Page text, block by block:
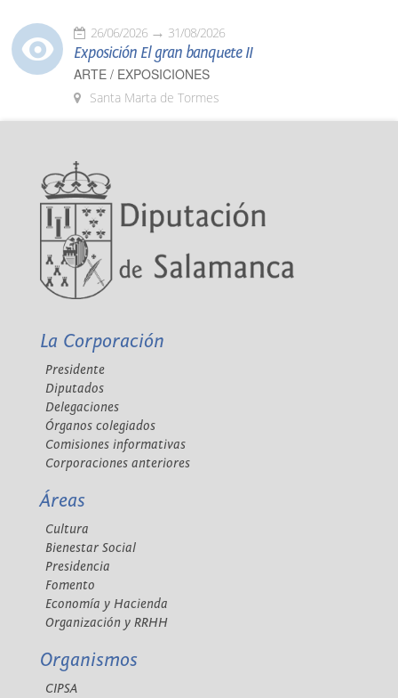
26/06/2026 31/08/2026
Exposición El gran banquete II
ARTE / EXPOSICIONES
Santa Marta de Tormes
La Corporación
Presidente
Diputados
Delegaciones
Órganos colegiados
Comisiones informativas
Corporaciones anteriores
Áreas
Cultura
Bienestar Social
Presidencia
Fomento
Economía y Hacienda
Organización y RRHH
Organismos
CIPSA